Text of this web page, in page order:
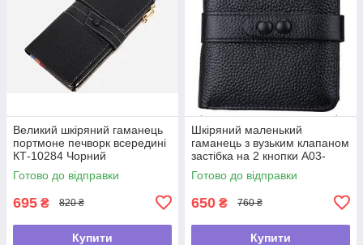
Великий шкіряний гаманець
портмоне печворк всередині
КТ-10284 Чорний
Готово до відправки
695 ₴ 820 ₴
Купити
Шкіряний маленький
гаманець з вузьким клапаном
застібка на 2 кнопки А03-
КТ-10217 Чорний
Готово до відправки
650 ₴ 760 ₴
Купити